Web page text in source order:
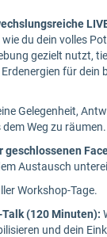
wie du dein volles
gezielt nutzt,
für dein
Gelegenheit,
Weg zu räumen.
geschlossenen
Austausch
Workshop-Tage.
(120 Minuten):
und dein